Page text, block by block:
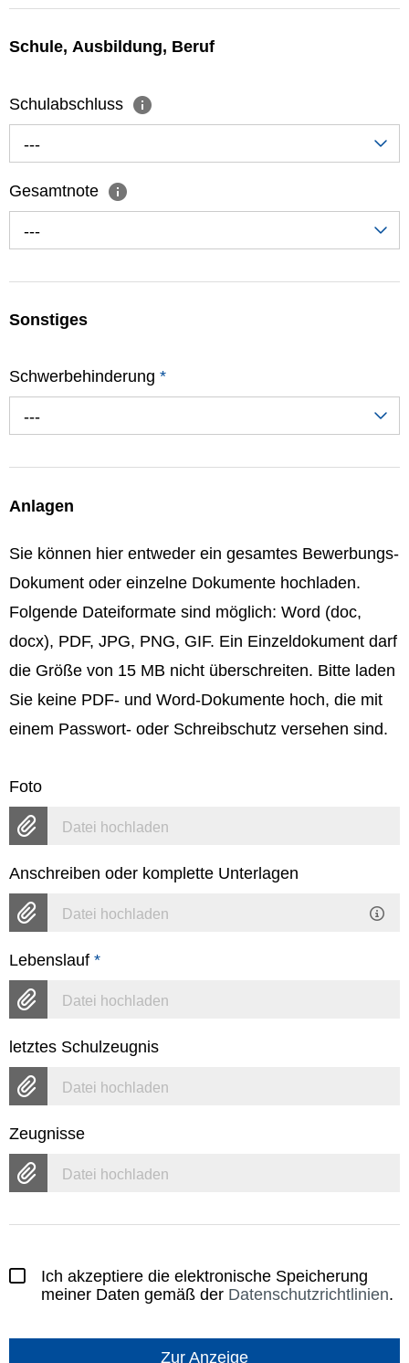
Schule, Ausbildung, Beruf
Schulabschluss
---
Gesamtnote
---
Sonstiges
Schwerbehinderung *
---
Anlagen
Sie können hier entweder ein gesamtes Bewerbungs-
Dokument oder einzelne Dokumente hochladen.
Folgende Dateiformate sind möglich: Word (doc,
docx), PDF, JPG, PNG, GIF. Ein Einzeldokument darf
die Größe von 15 MB nicht überschreiten. Bitte laden
Sie keine PDF- und Word-Dokumente hoch, die mit
einem Passwort- oder Schreibschutz versehen sind.
Foto
Datei hochladen
Anschreiben oder komplette Unterlagen
Datei hochladen
Lebenslauf *
Datei hochladen
letztes Schulzeugnis
Datei hochladen
Zeugnisse
Datei hochladen
Ich akzeptiere die elektronische Speicherung
meiner Daten gemäß der Datenschutzrichtlinien.
Zur Anzeige